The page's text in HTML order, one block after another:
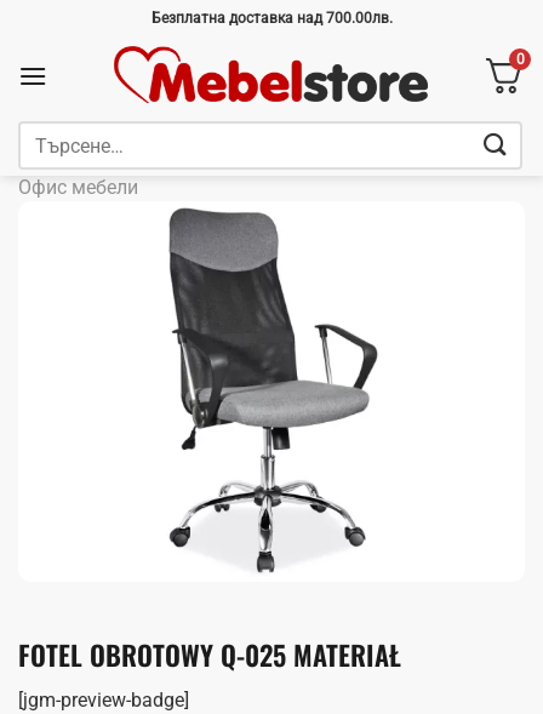
content
Безплатна доставка над 700.00лв.
0
Търсене
Офис мебели
FOTEL OBROTOWY Q-025 MATERIAŁ
[jgm-preview-badge]